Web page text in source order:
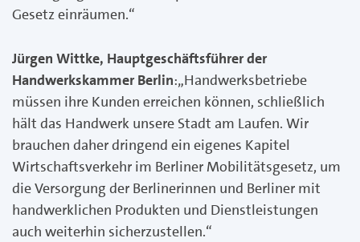
Gesetz einräumen.“
Jürgen Wittke, Hauptgeschäftsführer der
Handwerkskammer Berlin:„Handwerksbetriebe
müssen ihre Kunden erreichen können, schließlich
hält das Handwerk unsere Stadt am Laufen. Wir
brauchen daher dringend ein eigenes Kapitel
Wirtschaftsverkehr im Berliner Mobilitätsgesetz, um
die Versorgung der Berlinerinnen und Berliner mit
handwerklichen Produkten und Dienstleistungen
auch weiterhin sicherzustellen.“